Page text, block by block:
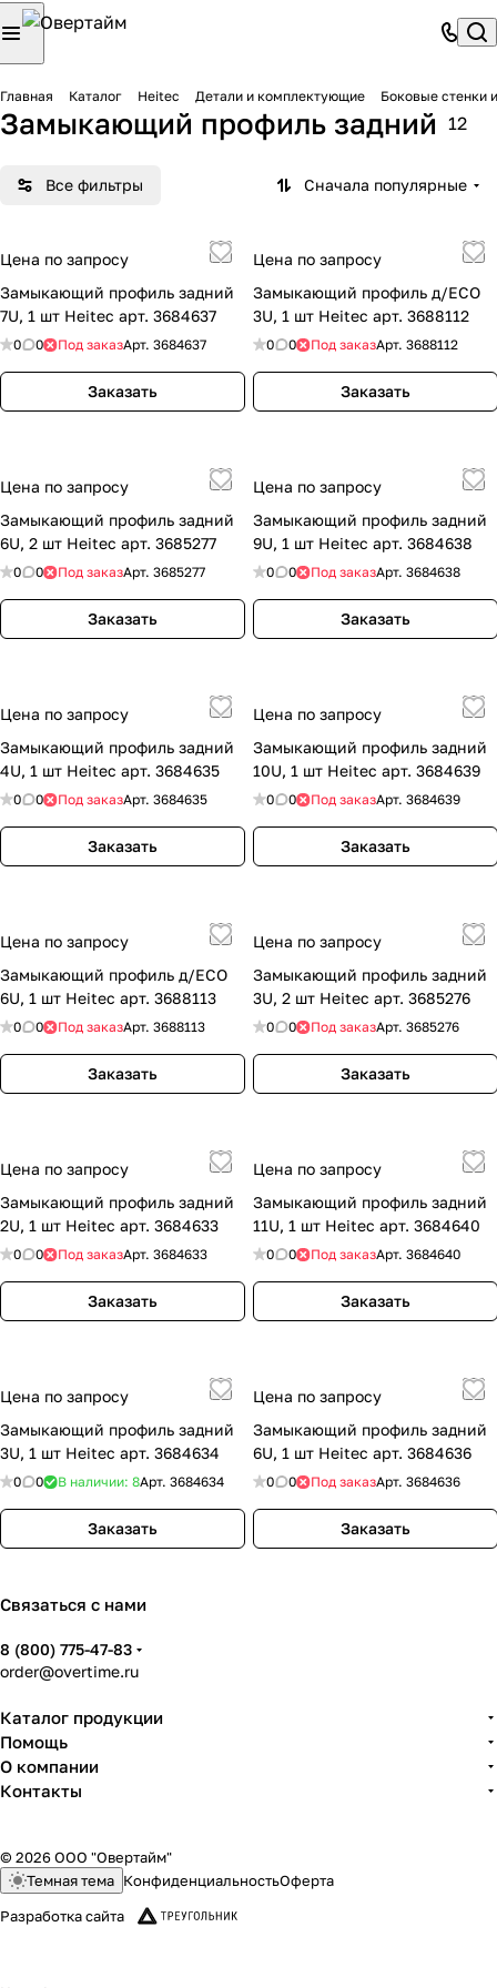
Главная Каталог Heitec Детали и комплектующие Боковые стенки
Замыкающий профиль задний 12
Все фильтры Сначала популярные
Цена по запросу
Замыкающий профиль задний
7U, 1 шт Heitec арт. 3684637
0 0 Под заказАрт. 3684637
Заказать
Цена по запросу
Замыкающий профиль д/ECO
3U, 1 шт Heitec арт. 3688112
0 0 Под заказАрт. 3688112
Заказать
Цена по запросу
Замыкающий профиль задний
6U, 2 шт Heitec арт. 3685277
0 0 Под заказАрт. 3685277
Заказать
Цена по запросу
Замыкающий профиль задний
9U, 1 шт Heitec арт. 3684638
0 0 Под заказАрт. 3684638
Заказать
Цена по запросу
Замыкающий профиль задний
4U, 1 шт Heitec арт. 3684635
0 0 Под заказАрт. 3684635
Заказать
Цена по запросу
Замыкающий профиль задний
10U, 1 шт Heitec арт. 3684639
0 0 Под заказАрт. 3684639
Заказать
Цена по запросу
Замыкающий профиль д/ECO
6U, 1 шт Heitec арт. 3688113
0 0 Под заказАрт. 3688113
Заказать
Цена по запросу
Замыкающий профиль задний
3U, 2 шт Heitec арт. 3685276
0 0 Под заказАрт. 3685276
Заказать
Цена по запросу
Замыкающий профиль задний
2U, 1 шт Heitec арт. 3684633
0 0 Под заказАрт. 3684633
Заказать
Цена по запросу
Замыкающий профиль задний
11U, 1 шт Heitec арт. 3684640
0 0 Под заказАрт. 3684640
Заказать
Цена по запросу
Замыкающий профиль задний
3U, 1 шт Heitec арт. 3684634
0 0 В наличии: 8Арт. 3684634
Заказать
Цена по запросу
Замыкающий профиль задний
6U, 1 шт Heitec арт. 3684636
0 0 Под заказАрт. 3684636
Заказать
Связаться с нами
8 (800) 775-47-83
order@overtime.ru
Каталог продукции
Помощь
О компании
Контакты
© 2026 ООО "Овертайм"
Темная тема КонфиденциальностьОферта
Разработка сайта